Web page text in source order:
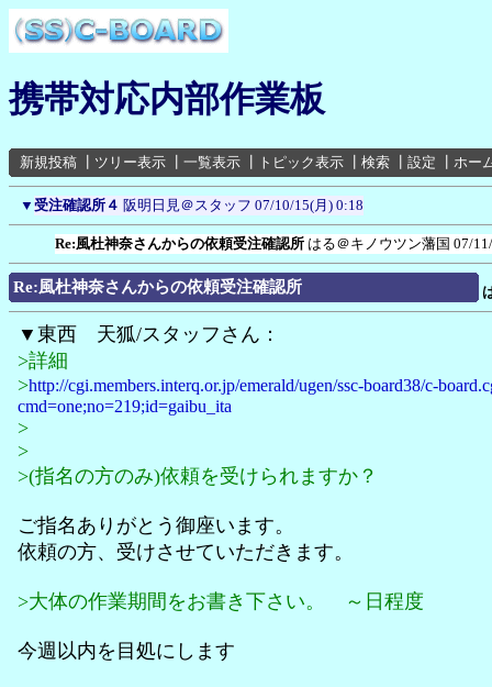
携帯対応内部作業板
新規投稿 ツリー表示 一覧表示 トピック表示 検索 設定 ホー
▼ 受注確認所４ 阪明日見＠スタッフ 07/10/15(月) 0:18
Re:風杜神奈さんからの依頼受注確認所 はる＠キノウツン藩国 07/
Re:風杜神奈さんからの依頼受注確認所
▼東西 天狐/スタッフさん：
>詳細
>http://cgi.members.interq.or.jp/emerald/ugen/ssc-board38/c-
cmd=one;no=219;id=gaibu_ita
>
>
>(指名の方のみ)依頼を受けられますか？
ご指名ありがとう御座います。
依頼の方、受けさせていただきます。
>大体の作業期間をお書き下さい。 ～日程度
今週以内を目処にします